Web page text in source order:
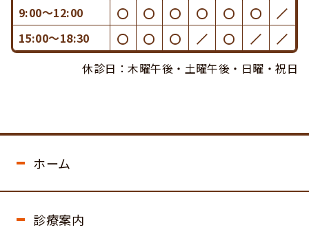
9:00〜12:00
15:00〜18:30
休診日：木曜午後・土曜午後・日曜・祝日
ホーム
診療案内